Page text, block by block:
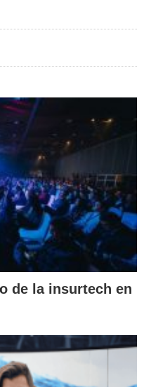
de la insurtech en